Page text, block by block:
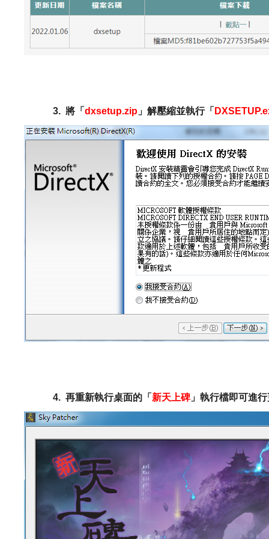
3. 將「 dxsetup.zip 」解壓縮並執行「
4. 再重新執行桌面的「 新天上碑」執行檔即可進